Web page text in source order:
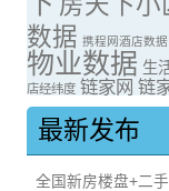
数据 携程网酒店数据
物业数据 生
店经纬度 链家网 链
最新发布
全国新房楼盘+二